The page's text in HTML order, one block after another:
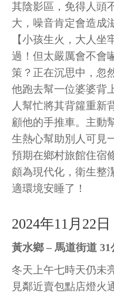
其陰影區，免得人頭
大，噪音肯定會造成
【小孩生火，大人坐
過！但太嚴厲會不會
策？正在沉思中，忽
他跑去幫一位婆婆背
人幫忙將其背籮重新
顧他的手推車。主動
生熱心幫助別人可見
預期在鄉村旅館住宿
頗為現代化，衛生整
適環境安睡了！
2024年11月22日
黃水鄉 – 馬道街道 31
冬天上午七時天仍未
見鄰近賣包點店燈火